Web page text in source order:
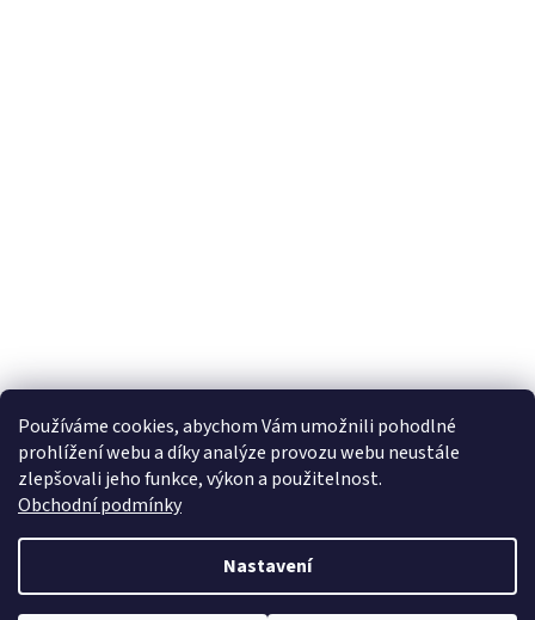
Používáme cookies, abychom Vám umožnili pohodlné
prohlížení webu a díky analýze provozu webu neustále
zlepšovali jeho funkce, výkon a použitelnost.
Obchodní podmínky
Nastavení